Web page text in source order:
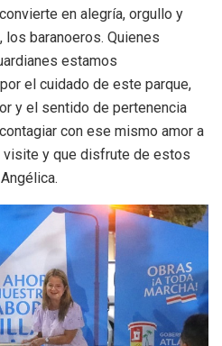
en alegría, orgullo y
baranoeros. Quienes
estamos
el cuidado de este parque,
y el sentido de pertenencia
con ese mismo amor a
visite y que disfrute de estos